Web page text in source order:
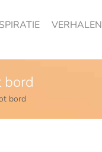
VERHALEN
bord
bord